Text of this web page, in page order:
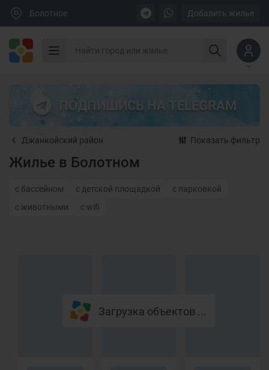
Болотное Добавить жилье
ПОДПИШИСЬ НА TELEGRAM
Джанкойский район Показать фильтр
Жилье в Болотном
с бассейном с детской площадкой
с парковкой
с животными
с wifi
Загрузка объектов ...